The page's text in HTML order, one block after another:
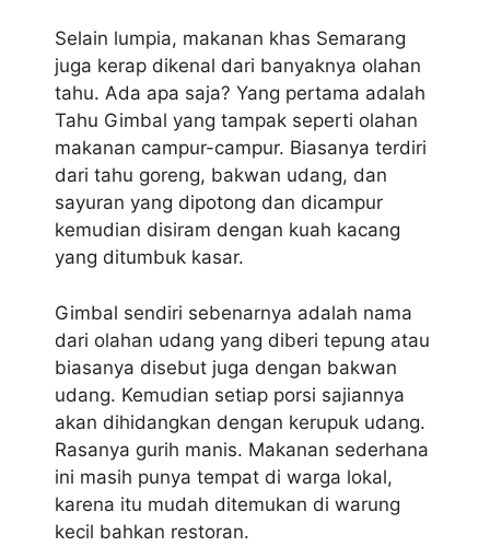
Selain lumpia, makanan khas Semarang
juga kerap dikenal dari banyaknya olahan
tahu. Ada apa saja? Yang pertama adalah
Tahu Gimbal yang tampak seperti olahan
makanan campur-campur. Biasanya terdiri
dari tahu goreng, bakwan udang, dan
sayuran yang dipotong dan dicampur
kemudian disiram dengan kuah kacang
yang ditumbuk kasar.
Gimbal sendiri sebenarnya adalah nama
dari olahan udang yang diberi tepung atau
biasanya disebut juga dengan bakwan
udang. Kemudian setiap porsi sajiannya
akan dihidangkan dengan kerupuk udang.
Rasanya gurih manis. Makanan sederhana
ini masih punya tempat di warga lokal,
karena itu mudah ditemukan di warung
kecil bahkan restoran.